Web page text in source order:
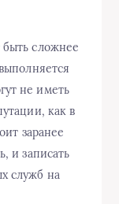
сложнее
не иметь
как в
заранее
и записать
служб на